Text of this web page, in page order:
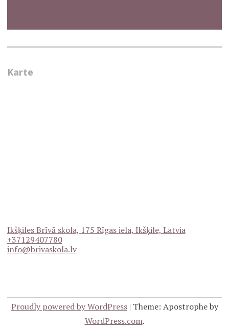
Karte
Ikšķiles Brīvā skola, 175 Rīgas iela, Ikšķile, Latvia
+37129407780
info@brivaskola.lv
Proudly powered by WordPress | Theme: Apostrophe by
WordPress.com.